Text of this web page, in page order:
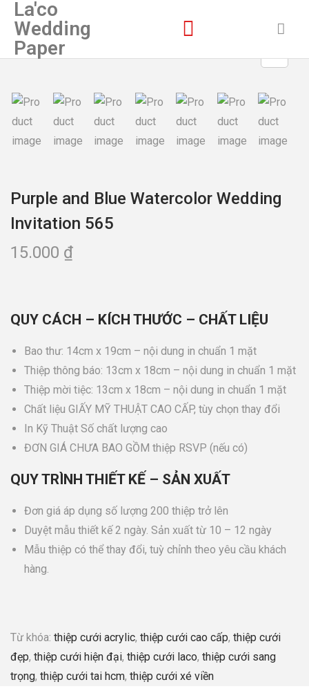
La'co
Wedding
Paper
Purple and Blue Watercolor Wedding
Invitation 565
15.000 ₫
QUY CÁCH – KÍCH THƯỚC – CHẤT LIỆU
Bao thư: 14cm x 19cm – nội dung in chuẩn 1 mặt
Thiệp thông báo: 13cm x 18cm – nội dung in chuẩn 1 mặt
Thiệp mời tiệc: 13cm x 18cm – nội dung in chuẩn 1 mặt
Chất liệu GIẤY MỸ THUẬT CAO CẤP, tùy chọn thay đổi
In Kỹ Thuật Số chất lượng cao
ĐƠN GIÁ CHƯA BAO GỒM thiệp RSVP (nếu có)
QUY TRÌNH THIẾT KẾ – SẢN XUẤT
Đơn giá áp dụng số lượng 200 thiệp trở lên
Duyệt mẫu thiết kế 2 ngày. Sản xuất từ 10 – 12 ngày
Mẫu thiệp có thể thay đổi, tuỳ chỉnh theo yêu cầu khách
hàng.
Từ khóa: thiệp cưới acrylic, thiệp cưới cao cấp, thiệp cưới
đẹp, thiệp cưới hiện đại, thiệp cưới laco, thiệp cưới sang
trọng, thiệp cưới tai hcm, thiệp cưới xé viền